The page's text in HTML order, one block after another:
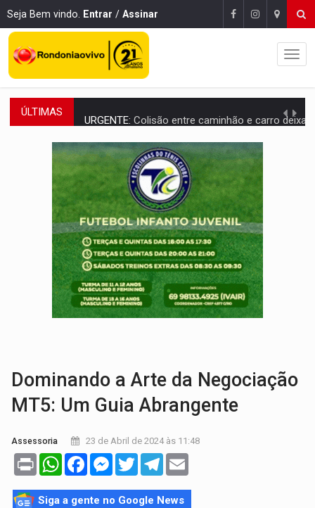
Seja Bem vindo. Entrar / Assinar
ÚLTIMAS Colisão entre caminhão e carro deixa quatro mortos e um em
ENCONTRO:Amazônia Negra ganha projeção nacional com participação de
PREVISÃO:Porto Velho tem chances de chuvas isoladas nesta
SINDICATOS UNIDOS:Assembleia Geral delibera greve da educação
PROCESSO SELETIVO:Rondoniaovivo abre oficina de Comunicação com
AGOSTO LILÁS:MPRO lança de portal e promove reflexão sobre trajetória da
REGULARIZAÇÃO:Refis 2026 segue até o fim do ano para
ROLIM DE MOURA:Programa da Energisa beneficia 60 famílias com geladeiras
Dominando a Arte da Negociação
MT5: Um Guia Abrangente
Assessoria 23 de Abril de 2024 às 11:48
Print WhatsAppFacebookMessenger
TwitterTelegram
Siga a gente no Google News